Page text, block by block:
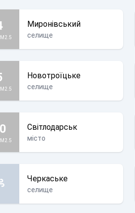
Миронівський
селище
Новотроїцьке
селище
Світлодарськ
місто
Черкаське
селище